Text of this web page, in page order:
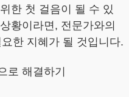
한 첫 걸음이 될 수 있
황이라면, 전문가와의
한 지혜가 될 것입니다.
로 해결하기